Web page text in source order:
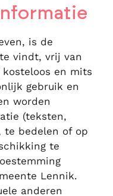
is de
vindt, vrij van
en mits
gebruik en
worden
(teksten,
te bedelen of op
te
Lennik.
anderen